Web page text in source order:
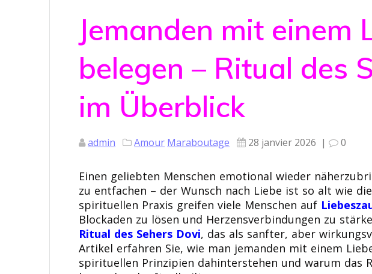
Jemanden mit einem
belegen – Ritual des
im Überblick
admin Amour Maraboutage 28 janvier 2026 | 0
Einen geliebten Menschen emotional wieder
zu entfachen – der Wunsch nach Liebe ist so alt wie
spirituellen Praxis greifen viele Menschen auf
Blockaden zu lösen und Herzensverbindungen zu
Ritual des Sehers Dovi, das als sanfter, aber
Artikel erfahren Sie, wie man jemanden mit einem
spirituellen Prinzipien dahinterstehen und warum das